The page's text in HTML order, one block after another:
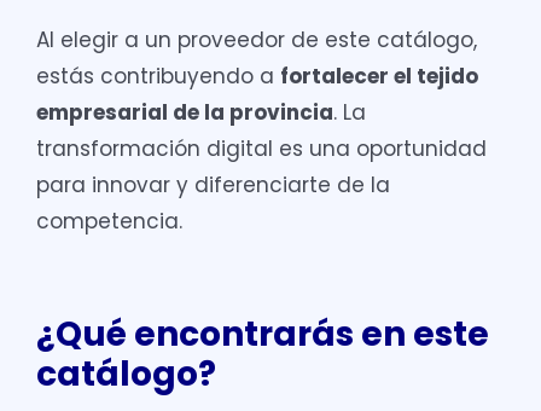
Al elegir a un proveedor de este catálogo,
estás contribuyendo a fortalecer el tejido
empresarial de la provincia. La
transformación digital es una oportunidad
para innovar y diferenciarte de la
competencia.
¿Qué encontrarás en este
catálogo?